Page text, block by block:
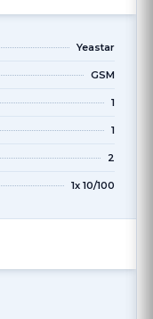
Yeastar
GSM
1
1
2
1x 10/100